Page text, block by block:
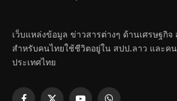
เว็บแหล่งข้อมูล ข่าวสารต่างๆ ด้านเศรษฐกิ
สำหรับคนไทยใช้ชีวิตอยู่ใน สปป.ลาว และค
ประเทศไทย